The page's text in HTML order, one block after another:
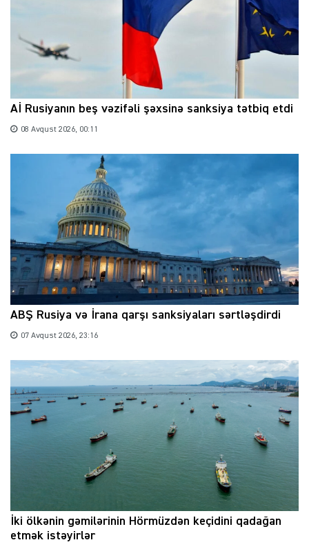
Aİ Rusiyanın beş vəzifəli şəxsinə sanksiya tətbiq etdi
08 Avqust 2026, 00:11
ABŞ Rusiya və İrana qarşı sanksiyaları sərtləşdirdi
07 Avqust 2026, 23:16
İki ölkənin gəmilərinin Hörmüzdən keçidini qadağan
etmək istəyirlər